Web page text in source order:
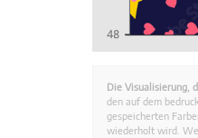
Die Visualisierung,
den auf dem
gespeicherten
wiederholt wird.